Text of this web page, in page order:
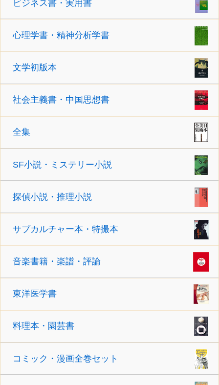
ビジネス書・実用書
心理学書・精神分析学書
文学初版本
社会主義書・中国思想書
全集
SF小説・ミステリー小説
探偵小説・推理小説
サブカルチャー本・特撮本
音楽書籍・楽譜・評論
東洋医学書
料理本・園芸書
コミック・漫画全巻セット